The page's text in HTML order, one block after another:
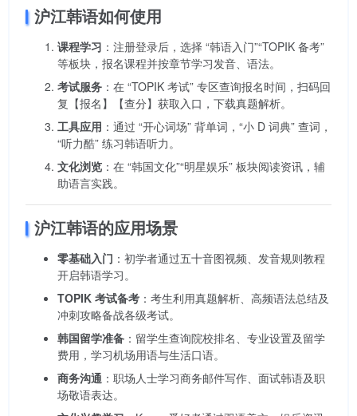
沪江韩语如何使用
课程学习 ：注册登录后，选择 “韩语入门”“TOPIK 备考”
等板块，报名课程并按章节学习发音、语法。
考试服务 ：在 “TOPIK 考试” 专区查询报名时间，扫码回
复【报名】【查分】获取入口，下载真题解析。
工具应用 ：通过 “开心词场” 背单词，“小 D 词典” 查词，
“听力酷” 练习韩语听力。
文化浏览 ：在 “韩国文化”“明星娱乐” 板块阅读资讯，辅
助语言实践。
沪江韩语的应用场景
零基础入门 ：初学者通过五十音图视频、发音规则教程
开启韩语学习。
TOPIK 考试备考 ：考生利用真题解析、高频语法总结及
冲刺攻略备战各级考试。
韩国留学准备 ：留学生查询院校排名、专业设置及留学
费用，学习机场用语与生活口语。
商务沟通 ：职场人士学习商务邮件写作、面试韩语及职
场敬语表达。